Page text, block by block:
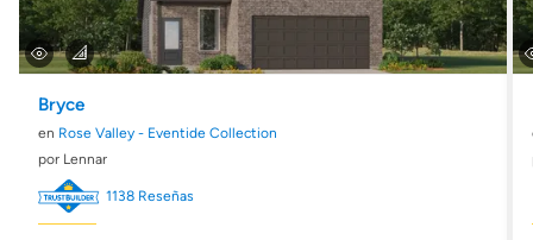
Bryce
en Rose Valley - Eventide Collection
por Lennar
1138 Reseñas